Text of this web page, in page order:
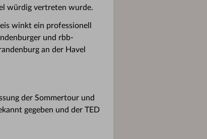
würdig vertreten wurde.
winkt ein professionell
und rbb-
an der Havel
der Sommertour und
gegeben und der TED